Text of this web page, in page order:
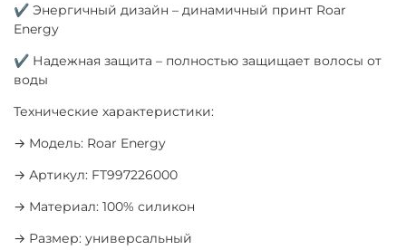
✔ Энергичный дизайн – динамичный принт Roar
Energy
✔ Надежная защита – полностью защищает волосы от
воды
Технические характеристики:
→ Модель: Roar Energy
→ Артикул: FT997226000
→ Материал: 100% силикон
→ Размер: универсальный